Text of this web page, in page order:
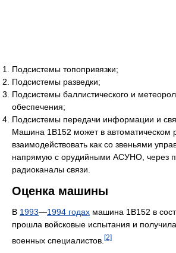
Подсистемы топопривязки;
Подсистемы разведки;
Подсистемы баллистического и
обеспечения;
Подсистемы передачи информации и
Машина 1В152 может в автоматическом
взаимодействовать как со звеньями
напрямую с орудийными АСУНО, через
радиоканалы связи.
Оценка машины
В 1993—1994 годах машина 1В152 в
прошла войсковые испытания и
военных специалистов. [2]